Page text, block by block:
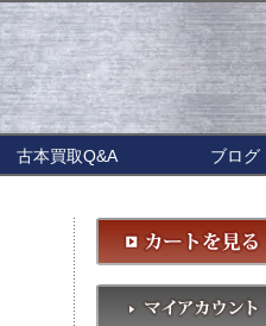
古本買取Q&A ブログ